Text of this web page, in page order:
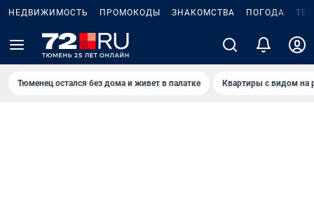
НЕДВИЖИМОСТЬ ПРОМОКОДЫ ЗНАКОМСТВА ПОГОДА
Тюменец остался без дома и живет в палатке Квартиры с видом на